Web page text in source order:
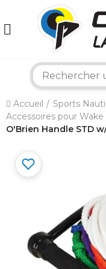
Accueil Sports
Accessoires pour Wake
O'Brien Handle STD
Bonjour ! Je
Comment